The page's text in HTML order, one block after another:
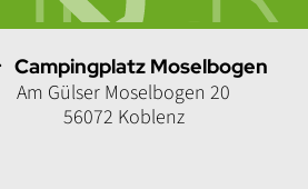
Campingplatz Moselbogen
Am Gülser Moselbogen 20
56072 Koblenz